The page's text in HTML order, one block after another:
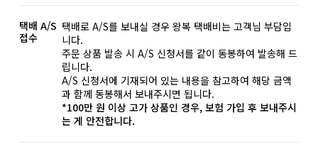
택배 A/S
접수
택배로 A/S를 보내실 경우 왕복 택배비는 고객님 부담입
니다.
주문 상품 발송 시 A/S 신청서를 같이 동봉하여 발송해 드
립니다.
A/S 신청서에 기재되어 있는 내용을 참고하여 해당 금액
과 함께 동봉해서 보내주시면 됩니다.
*100만 원 이상 고가 상품인 경우, 보험 가입 후 보내주시
는 게 안전합니다.